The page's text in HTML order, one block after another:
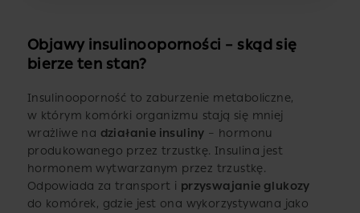
Objawy insulinooporności – skąd się
bierze ten stan?
Insulinooporność to zaburzenie metaboliczne,
w którym komórki organizmu stają się mniej
wrażliwe na działanie insuliny – hormonu
produkowanego przez trzustkę. Insulina jest
hormonem wytwarzanym przez trzustkę.
Odpowiada za transport i przyswajanie glukozy
do komórek, gdzie jest ona wykorzystywana jako